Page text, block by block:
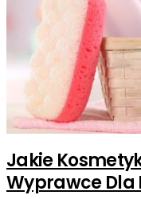
Jakie
Wyprawce Dla